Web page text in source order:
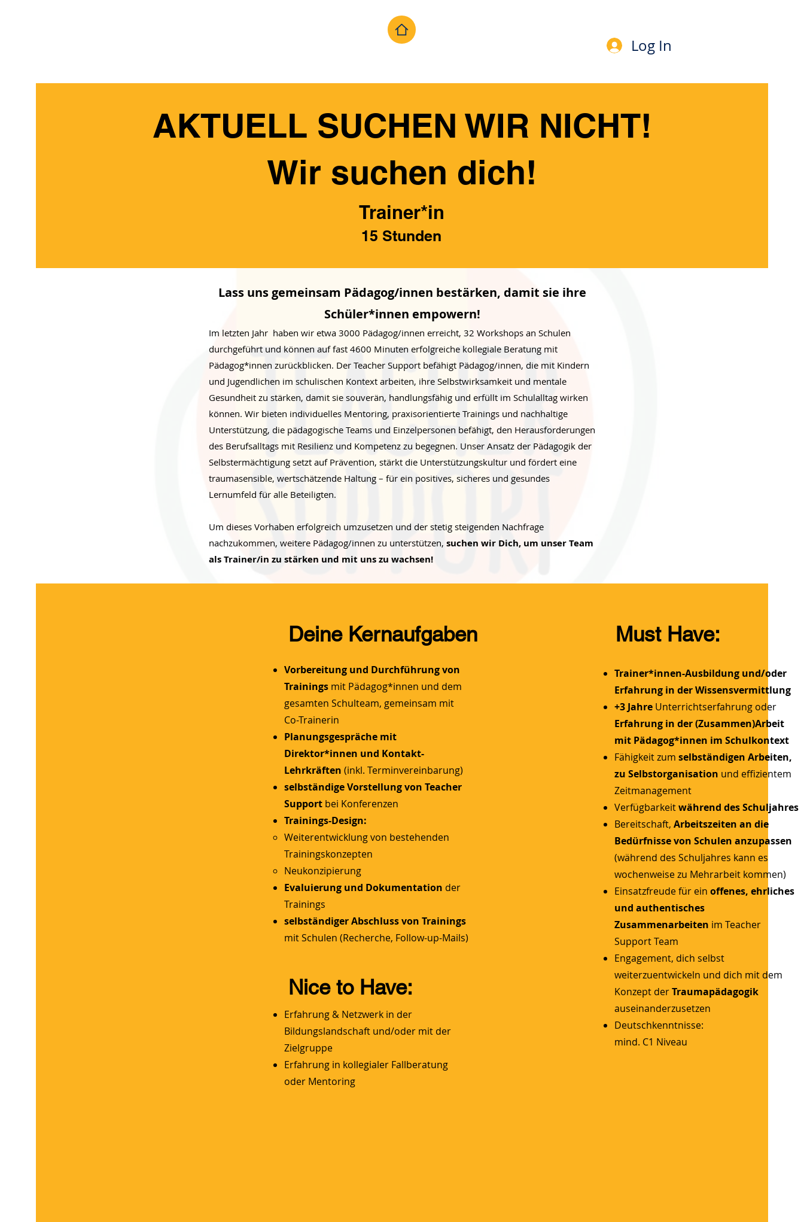
Log In
AKTUELL SUCHEN WIR NICHT!
Wir suchen dich!
Trainer*in
15 Stunden
Lass uns gemeinsam Pädagog/innen bestärken, damit sie ihre
Schüler*innen empowern!
Im letzten Jahr haben wir etwa 3000 Pädagog/innen erreicht, 32 Workshops an Schulen
durchgeführt und können auf fast 4600 Minuten erfolgreiche kollegiale Beratung mit
Pädagog*innen zurückblicken. Der Teacher Support befähigt Pädagog/innen, die mit Kindern
und Jugendlichen im schulischen Kontext arbeiten, ihre Selbstwirksamkeit und mentale
Gesundheit zu stärken, damit sie souverän, handlungsfähig und erfüllt im Schulalltag wirken
können. Wir bieten individuelles Mentoring, praxisorientierte Trainings und nachhaltige
Unterstützung, die pädagogische Teams und Einzelpersonen befähigt, den Herausforderungen
des Berufsalltags mit Resilienz und Kompetenz zu begegnen. Unser Ansatz der Pädagogik der
Selbstermächtigung setzt auf Prävention, stärkt die Unterstützungskultur und fördert eine
traumasensible, wertschätzende Haltung – für ein positives, sicheres und gesundes
Lernumfeld für alle Beteiligten.
Um dieses Vorhaben erfolgreich umzusetzen und der stetig steigenden Nachfrage
nachzukommen, weitere Pädagog/innen zu unterstützen, suchen wir Dich, um unser Team
als Trainer/in zu stärken und mit uns zu wachsen!
Deine Kernaufgaben
Vorbereitung und Durchführung von
Trainings mit Pädagog*innen und dem
gesamten Schulteam, gemeinsam mit
Co-Trainerin
Planungsgespräche mit
Direktor*innen und Kontakt-
Lehrkräften (inkl. Terminvereinbarung)
selbständige Vorstellung von Teacher
Support bei Konferenzen
Trainings-Design:
Weiterentwicklung von bestehenden
Trainingskonzepten
Neukonzipierung
Evaluierung und Dokumentation der
Trainings
selbständiger Abschluss von Trainings
mit Schulen (Recherche, Follow-up-Mails)
Nice to Have:
Erfahrung & Netzwerk in der
Bildungslandschaft und/oder mit der
Zielgruppe
Erfahrung in kollegialer Fallberatung
oder Mentoring
Must Have:
Trainer*innen-Ausbildung und/oder
Erfahrung in der Wissensvermittlung
+3 Jahre Unterrichtserfahrung oder
Erfahrung in der (Zusammen)Arbeit
mit Pädagog*innen im Schulkontext
Fähigkeit zumselbständigen Arbeiten,
zu Selbstorganisation und effizientem
Zeitmanagement
Verfügbarkeitwährend des Schuljahres
Bereitschaft,Arbeitszeiten an die
Bedürfnisse von Schulen anzupassen
(während des Schuljahres kann es
wochenweise zu Mehrarbeit kommen)
Einsatzfreude für einoffenes, ehrliches
und authentisches
Zusammenarbeiten im Teacher
Support Team
Engagement, dich selbst
weiterzuentwickeln und dich mit dem
Konzept derTraumapädagogik
auseinanderzusetzen
Deutschkenntnisse:
mind. C1 Niveau